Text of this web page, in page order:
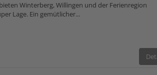
Winterberg, Willingen und der Ferienregion
Lage. Ein gemütlicher...